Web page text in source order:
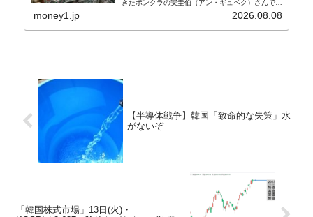
きたボンクラの安圭伯（アン・ギュベク）さんで
さんと「韓国初の文官上がり」の国防部長官安圭伯
money1.jp 2026.08.08
【半導体戦争】韓国「致命的な失策」水
がないぞ
「韓国株式市場」13日(火)・